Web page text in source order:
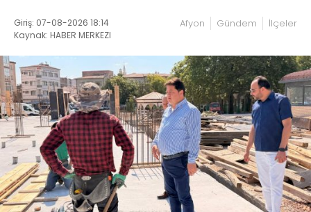
Giriş: 07-08-2026 18:14
Kaynak: HABER MERKEZI
Afyon Gündem İlçeler